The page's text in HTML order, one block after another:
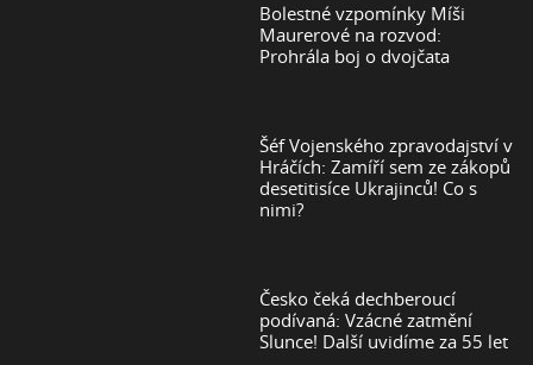
Bolestné vzpomínky Míši
Maurerové na rozvod:
Prohrála boj o dvojčata
Šéf Vojenského zpravodajství v
Hráčích: Zamíří sem ze zákopů
desetitisíce Ukrajinců! Co s
nimi?
Česko čeká dechberoucí
podívaná: Vzácné zatmění
Slunce! Další uvidíme za 55 let